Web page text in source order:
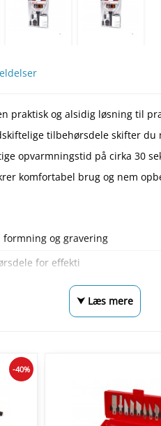
praktisk og alsidig løsning til
tilbehørsdele skifter
opvarmningstid på cirka 30
komfortabel brug og nem
og gravering
for effekti
⮟ Læs mere
-40%